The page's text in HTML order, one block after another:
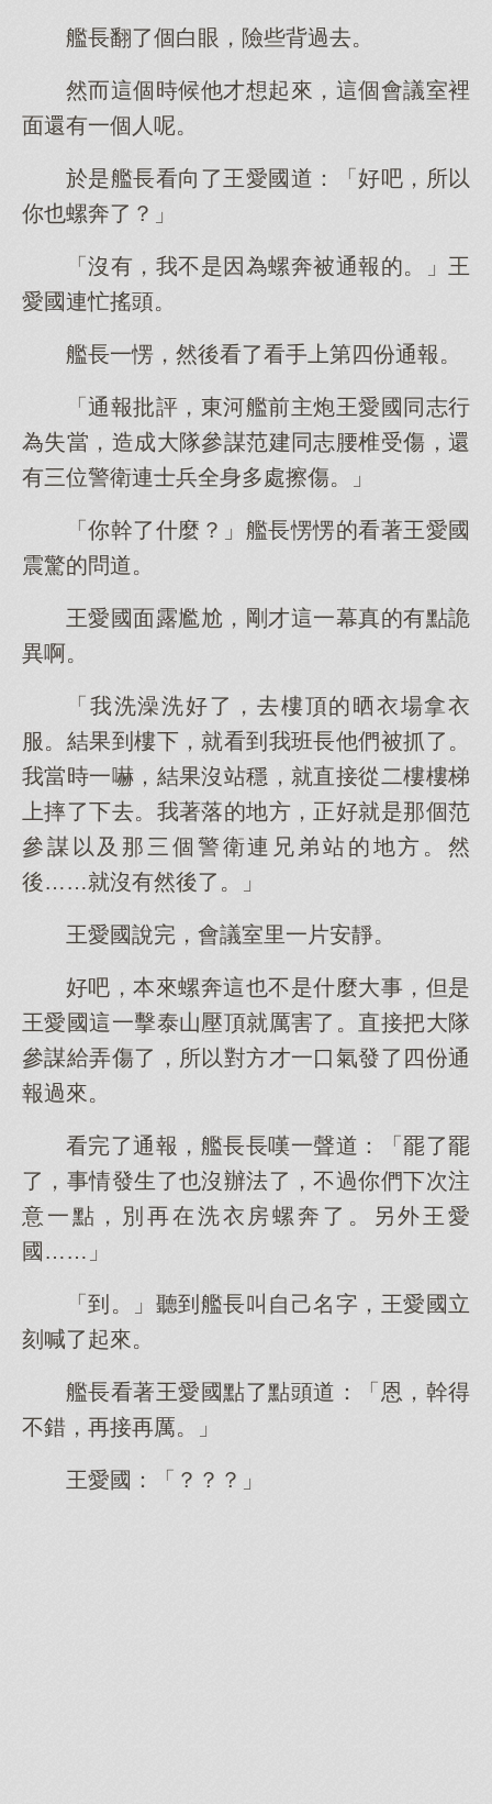
艦長翻了個白眼，險些背過去。
然而這個時候他才想起來，這個會議室裡
面還有一個人呢。
於是艦長看向了王愛國道：「好吧，所以
你也螺奔了？」
「沒有，我不是因為螺奔被通報的。」王
愛國連忙搖頭。
艦長一愣，然後看了看手上第四份通報。
「通報批評，東河艦前主炮王愛國同志行
為失當，造成大隊參謀范建同志腰椎受傷，還
有三位警衛連士兵全身多處擦傷。」
「你幹了什麼？」艦長愣愣的看著王愛國
震驚的問道。
王愛國面露尷尬，剛才這一幕真的有點詭
異啊。
「我洗澡洗好了，去樓頂的晒衣場拿衣
服。結果到樓下，就看到我班長他們被抓了。
我當時一嚇，結果沒站穩，就直接從二樓樓梯
上摔了下去。我著落的地方，正好就是那個范
參謀以及那三個警衛連兄弟站的地方。然
後……就沒有然後了。」
王愛國說完，會議室里一片安靜。
好吧，本來螺奔這也不是什麼大事，但是
王愛國這一擊泰山壓頂就厲害了。直接把大隊
參謀給弄傷了，所以對方才一口氣發了四份通
報過來。
看完了通報，艦長長嘆一聲道：「罷了罷
了，事情發生了也沒辦法了，不過你們下次注
意一點，別再在洗衣房螺奔了。另外王愛
國……」
「到。」聽到艦長叫自己名字，王愛國立
刻喊了起來。
艦長看著王愛國點了點頭道：「恩，幹得
不錯，再接再厲。」
王愛國：「？？？」